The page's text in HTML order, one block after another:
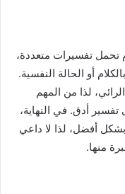
تحمل تفسيرات متعددة،
أو الحالة النفسية.
لذا من المهم
أدق. في النهاية،
أفضل، لذا لا داعي
منها.